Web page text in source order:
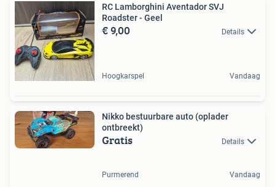
RC Lamborghini Aventador SVJ
Roadster - Geel
€ 9,00 Details
Hoogkarspel Vandaag
Nikko bestuurbare auto (oplader
ontbreekt)
Gratis Details
Purmerend Vandaag